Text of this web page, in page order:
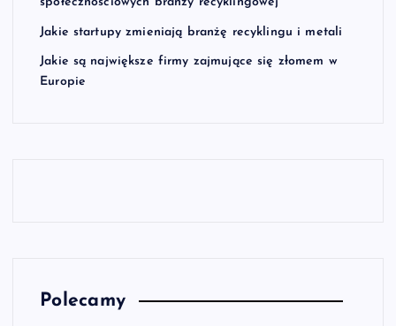
Jakie startupy zmieniają branżę recyklingu i metali
Jakie są największe firmy zajmujące się złomem w
Europie
Polecamy